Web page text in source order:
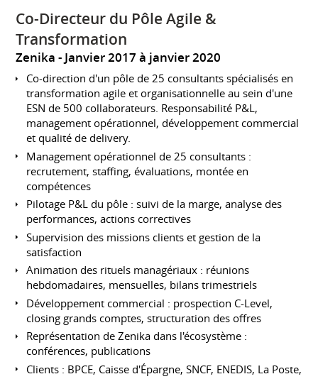
Co-Directeur du Pôle Agile &
Transformation
Zenika Janvier 2017 à janvier 2020
Co-direction d'un pôle de 25 consultants spécialisés en
transformation agile et organisationnelle au sein d'une
ESN de 500 collaborateurs. Responsabilité P&L,
management opérationnel, développement commercial
et qualité de delivery.
Management opérationnel de 25 consultants :
recrutement, staffing, évaluations, montée en
compétences
Pilotage P&L du pôle : suivi de la marge, analyse des
performances, actions correctives
Supervision des missions clients et gestion de la
satisfaction
Animation des rituels managériaux : réunions
hebdomadaires, mensuelles, bilans trimestriels
Développement commercial : prospection C-Level,
closing grands comptes, structuration des offres
Représentation de Zenika dans l'écosystème :
conférences, publications
Clients : BPCE, Caisse d'Épargne, SNCF, ENEDIS, La Poste,